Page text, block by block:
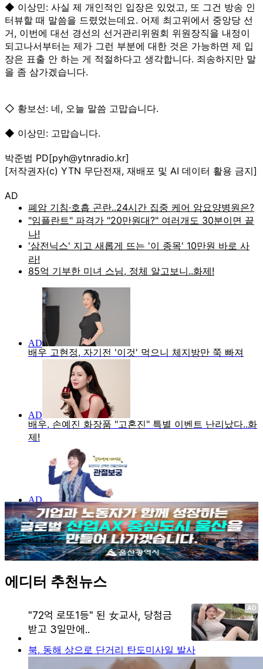
◆ 이상민: 사실 제 개인적인 입장은 있었고, 또 그건 방송 인
터뷰할 때 말씀을 드렸었는데요. 어제 최고위에서 중앙당 선
거, 이번에 대선 경선의 선거관리위원회 위원장직을 내정이
되고나서부터는 제가 그런 부분에 대한 것은 가능하면 제 입
장은 표출 안 하는 게 적절하다고 생각합니다. 죄송하지만 말
을 좀 삼가겠습니다.
◇ 황보선: 네, 오늘 말씀 고맙습니다.
◆ 이상민: 고맙습니다.
박준범 PD[pyh@ytnradio.kr]
[저작권자(c) YTN 무단전재, 재배포 및 AI 데이터 활용 금지]
AD
에디터 추천뉴스
북, 동해 상으로 단거리 탄도미사일 발사